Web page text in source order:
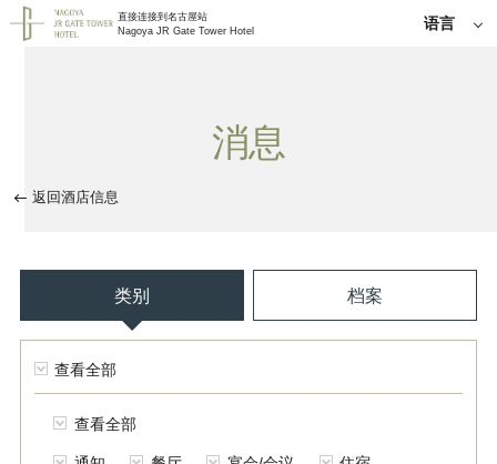
直接连接到名古屋站
Nagoya JR Gate Tower Hotel
语言
消息
返回酒店信息
类别 档案
查看全部
查看全部